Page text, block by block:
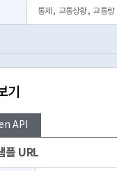
통제 , 교통상황, 교통량
기
API
플 URL